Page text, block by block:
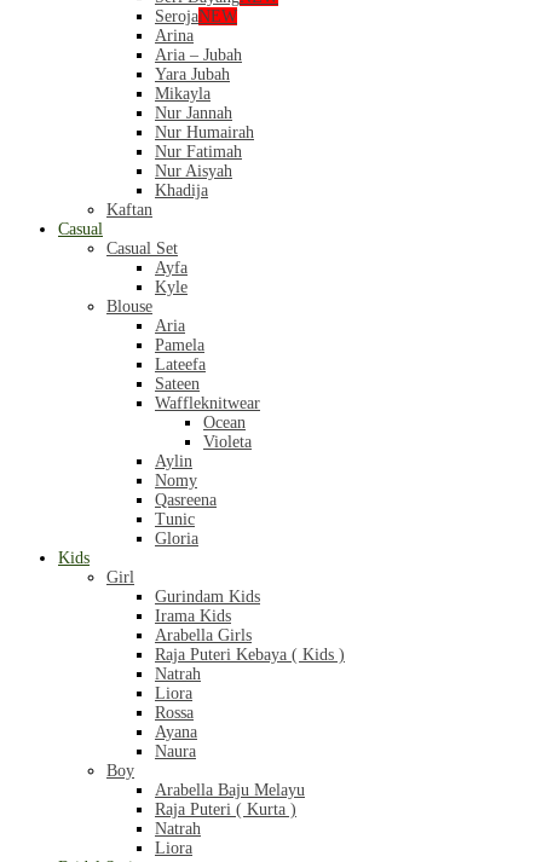
SerojaNEW
Arina
Aria – Jubah
Yara Jubah
Mikayla
Nur Jannah
Nur Humairah
Nur Fatimah
Nur Aisyah
Khadija
Kaftan
Casual
Casual Set
Ayfa
Kyle
Blouse
Aria
Pamela
Lateefa
Sateen
Waffleknitwear
Ocean
Violeta
Aylin
Nomy
Qasreena
Tunic
Gloria
Kids
Girl
Gurindam Kids
Irama Kids
Arabella Girls
Raja Puteri Kebaya ( Kids )
Natrah
Liora
Rossa
Ayana
Naura
Boy
Arabella Baju Melayu
Raja Puteri ( Kurta )
Natrah
Liora